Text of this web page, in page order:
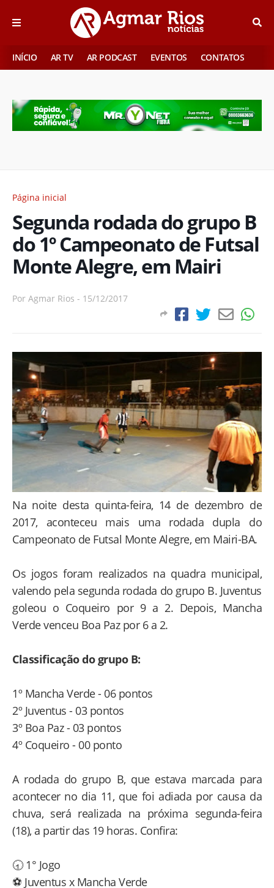
INÍCIO AR TV AR PODCAST EVENTOS CONTATOS
Página inicial
Segunda rodada do grupo B
do 1º Campeonato de Futsal
Monte Alegre, em Mairi
Por Agmar Rios - 15/12/2017
Na noite desta quinta-feira, 14 de dezembro de
2017, aconteceu mais uma rodada dupla do
Campeonato de Futsal Monte Alegre, em Mairi-BA.
Os jogos foram realizados na quadra municipal,
valendo pela segunda rodada do grupo B. Juventus
goleou o Coqueiro por 9 a 2. Depois, Mancha
Verde venceu Boa Paz por 6 a 2.
Classificação do grupo B:
1º Mancha Verde - 06 pontos
2º Juventus - 03 pontos
3º Boa Paz - 03 pontos
4º Coqueiro - 00 ponto
A rodada do grupo B, que estava marcada para
acontecer no dia 11, que foi adiada por causa da
chuva, será realizada na próxima segunda-feira
(18), a partir das 19 horas. Confira:
🕣 1° Jogo
⚽ Juventus x Mancha Verde